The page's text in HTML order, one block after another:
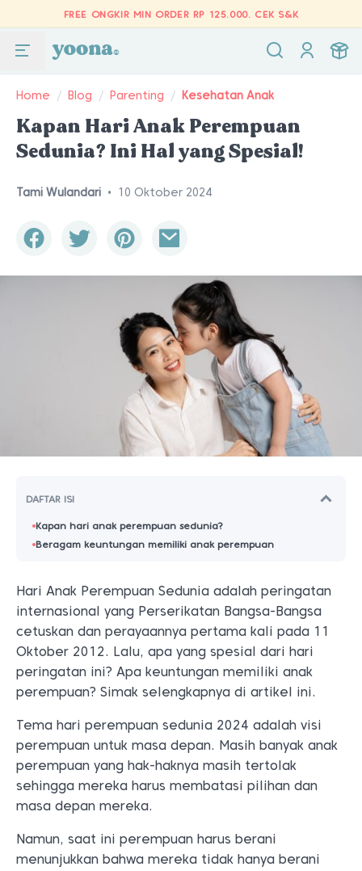
FREE ONGKIR MIN ORDER RP 125.000. CEK S&K
Home / Blog / Parenting / Kesehatan Anak
Kapan Hari Anak Perempuan
Sedunia? Ini Hal yang Spesial!
Tami Wulandari • 10 Oktober 2024
DAFTAR ISI
Kapan hari anak perempuan sedunia?
Beragam keuntungan memiliki anak perempuan
Hari Anak Perempuan Sedunia adalah peringatan
internasional yang Perserikatan Bangsa-Bangsa
cetuskan dan perayaannya pertama kali pada 11
Oktober 2012. Lalu, apa yang spesial dari hari
peringatan ini? Apa keuntungan memiliki anak
perempuan? Simak selengkapnya di artikel ini.
Tema hari perempuan sedunia 2024 adalah visi
perempuan untuk masa depan. Masih banyak anak
perempuan yang hak-haknya masih tertolak
sehingga mereka harus membatasi pilihan dan
masa depan mereka.
Namun, saat ini perempuan harus berani
menunjukkan bahwa mereka tidak hanya berani